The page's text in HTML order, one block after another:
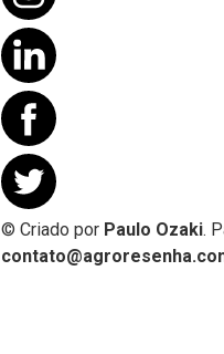
© Criado por Paulo Ozaki.